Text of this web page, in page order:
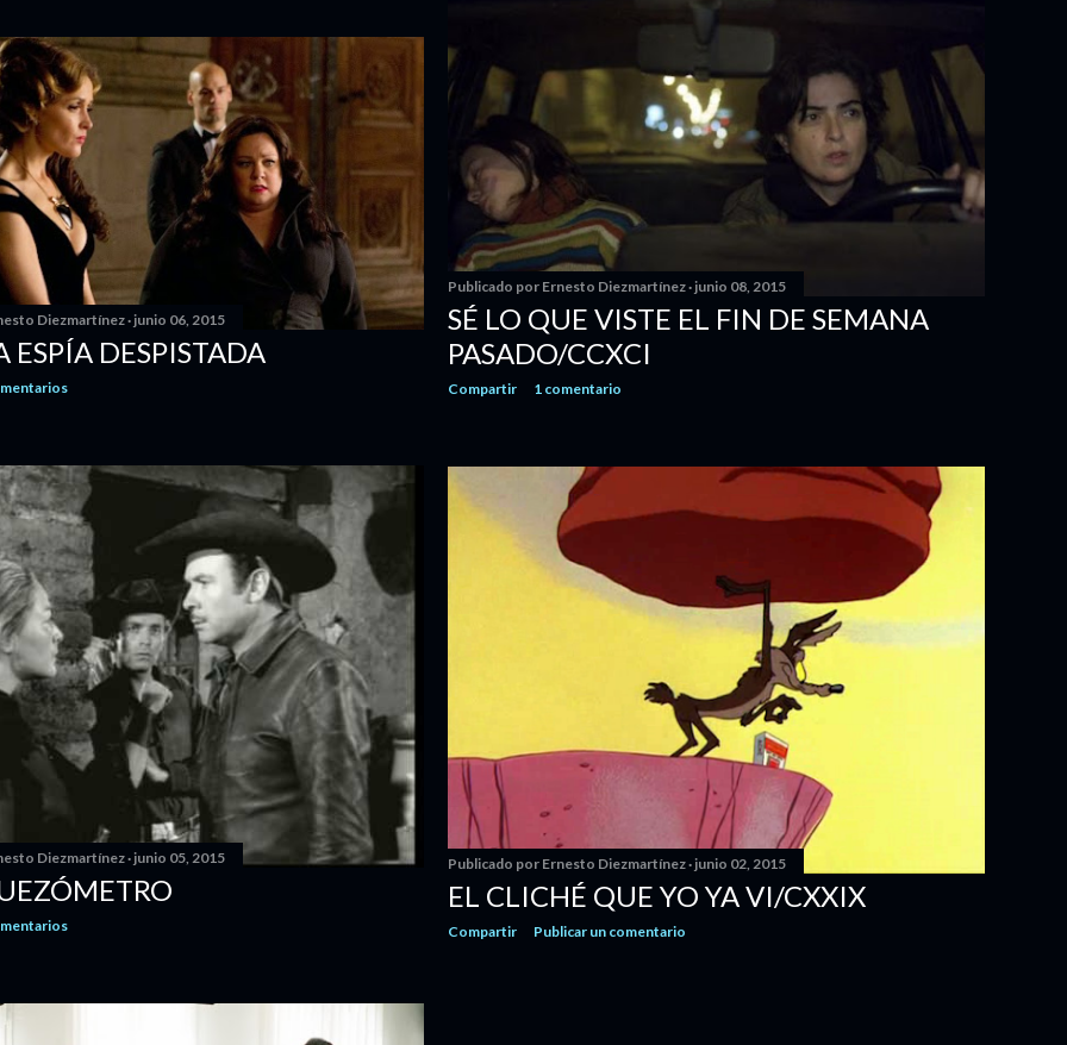
Publicado por Ernesto Diezmartínez junio 08, 2015
SÉ LO QUE VISTE EL FIN DE SEMANA
PASADO/CCXCI
Compartir 1 comentario
Diezmartínez junio 06, 2015
ESPÍA DESPISTADA
Diezmartínez junio 05, 2015 Publicado por Ernesto Diezmartínez junio 02, 2015
EL CLICHÉ QUE YO YA VI/CXXIX
Compartir Publicar un comentario